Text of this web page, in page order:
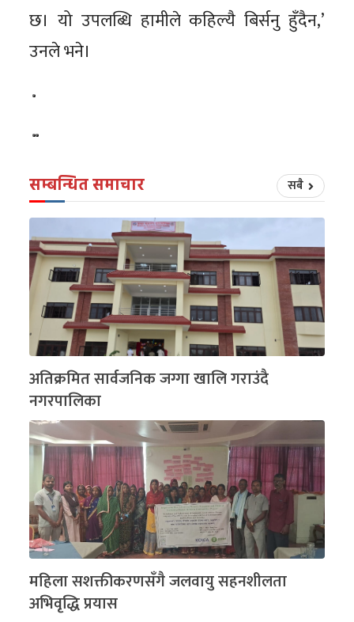
छ। यो उपलब्धि हामीले कहिल्यै बिर्सनु हुँदैन,’
उनले भने।
सम्बन्धित समाचार सबै
अतिक्रमित सार्वजनिक जग्गा खालि गराउंदै
नगरपालिका
महिला सशक्तीकरणसँगै जलवायु सहनशीलता
अभिवृद्धि प्रयास